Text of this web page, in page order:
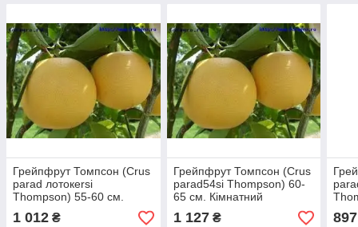
Грейпфрут Томпсон (Crus
parad лотокersi
Thompson) 55-60 см.
Кімнатний
1 012 ₴
Грейпфрут Томпсон (Crus
parad54si Thompson) 60-
65 см. Кімнатний
1 127₴ 897